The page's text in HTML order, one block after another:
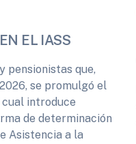
EL IASS
pensionistas que,
se promulgó el
cual introduce
de determinación
Asistencia a la